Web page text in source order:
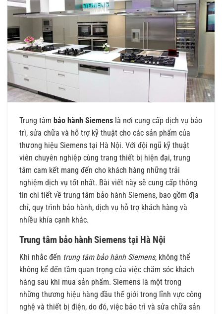
Trung tâm bảo hành Siemens là nơi cung cấp dịch vụ bảo
trì, sửa chữa và hỗ trợ kỹ thuật cho các sản phẩm của
thương hiệu Siemens tại Hà Nội. Với đội ngũ kỹ thuật
viên chuyên nghiệp cùng trang thiết bị hiện đại, trung
tâm cam kết mang đến cho khách hàng những trải
nghiệm dịch vụ tốt nhất. Bài viết này sẽ cung cấp thông
tin chi tiết về trung tâm bảo hành Siemens, bao gồm địa
chỉ, quy trình bảo hành, dịch vụ hỗ trợ khách hàng và
nhiều khía cạnh khác.
Trung tâm bảo hành Siemens tại Hà Nội
Khi nhắc đến trung tâm bảo hành Siemens, không thể
không kể đến tầm quan trọng của việc chăm sóc khách
hàng sau khi mua sản phẩm. Siemens là một trong
những thương hiệu hàng đầu thế giới trong lĩnh vực công
nghệ và thiết bị điện, do đó, việc bảo trì và sửa chữa sản